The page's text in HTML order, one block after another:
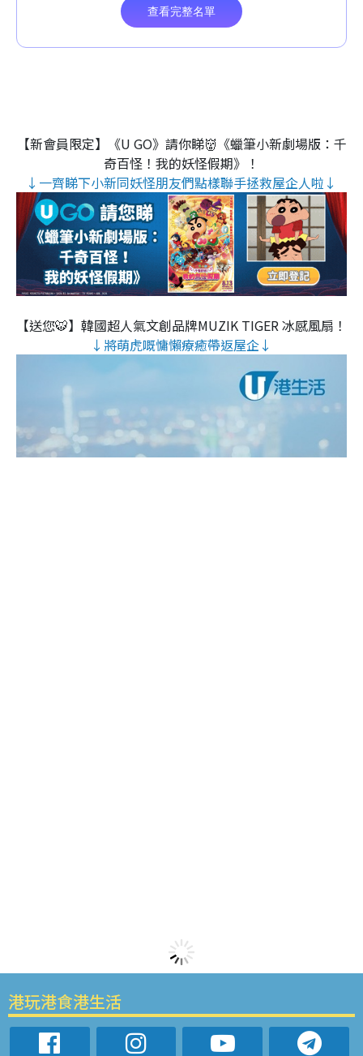
【新會員限定】《U GO》請你睇👹《蠟筆小新劇場版：千
奇百怪！我的妖怪假期》！
↓一齊睇下小新同妖怪朋友們點樣聯手拯救屋企人啦↓
【送您🐯】韓國超人氣文創品牌MUZIK TIGER 冰感風扇！
↓將萌虎嘅慵懶療癒帶返屋企↓
港玩港食港生活